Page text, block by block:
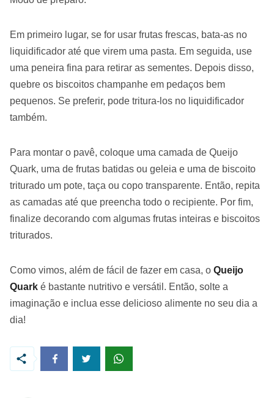
Em primeiro lugar, se for usar frutas frescas, bata-as no
liquidificador até que virem uma pasta. Em seguida, use
uma peneira fina para retirar as sementes. Depois disso,
quebre os biscoitos champanhe em pedaços bem
pequenos. Se preferir, pode tritura-los no liquidificador
também.
Para montar o pavê, coloque uma camada de Queijo
Quark, uma de frutas batidas ou geleia e uma de biscoito
triturado um pote, taça ou copo transparente. Então, repita
as camadas até que preencha todo o recipiente. Por fim,
finalize decorando com algumas frutas inteiras e biscoitos
triturados.
Como vimos, além de fácil de fazer em casa, o Queijo
Quark é bastante nutritivo e versátil. Então, solte a
imaginação e inclua esse delicioso alimente no seu dia a
dia!